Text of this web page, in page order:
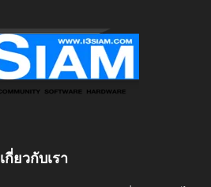
เกี่ยวกับเรา